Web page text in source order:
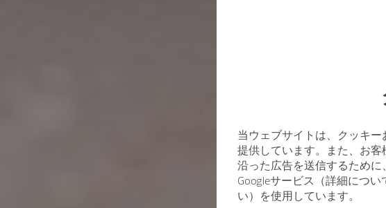
当ウェブサイトは、クッキ
提供しています。また、お
沿った広告を送信するため
Googleサービス（詳細につい
い）を使用しています。